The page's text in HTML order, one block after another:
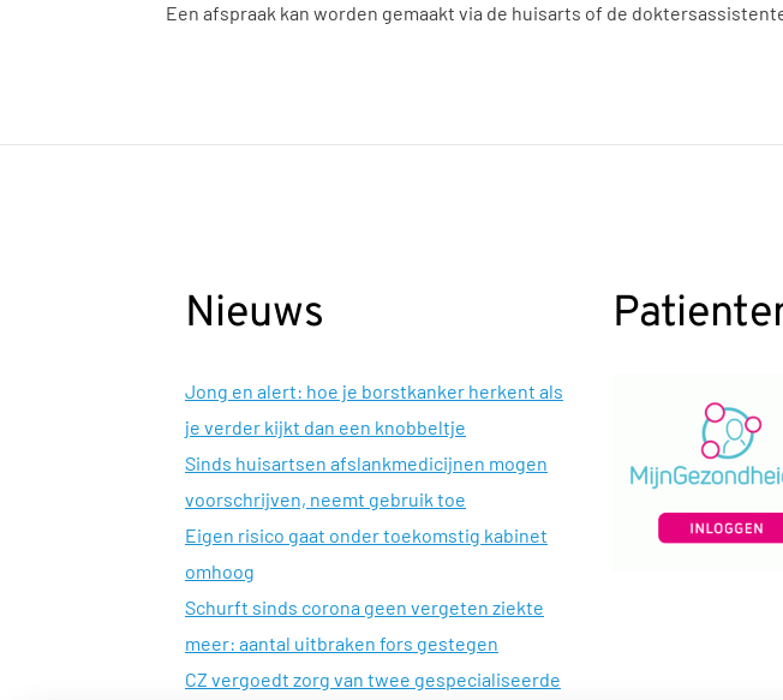
Een afspraak kan worden gemaakt via de huisarts of de
Nieuws
Jong en alert: hoe je borstkanker herkent als
je verder kijkt dan een knobbeltje
Sinds huisartsen afslankmedicijnen mogen
voorschrijven, neemt gebruik toe
Eigen risico gaat onder toekomstig kabinet
omhoog
Schurft sinds corona geen vergeten ziekte
meer: aantal uitbraken fors gestegen
CZ vergoedt zorg van twee gespecialiseerde